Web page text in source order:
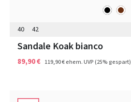
schwarz
braun
40 42
Sandale Koak bianco
89,90 € 119,90 €ehem. UVP(25% gespart)